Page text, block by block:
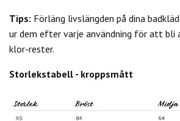
Tips: Förläng livslängden på dina
ur dem efter varje användning för att bli
klor-rester.
Storlekstabell - kroppsmått